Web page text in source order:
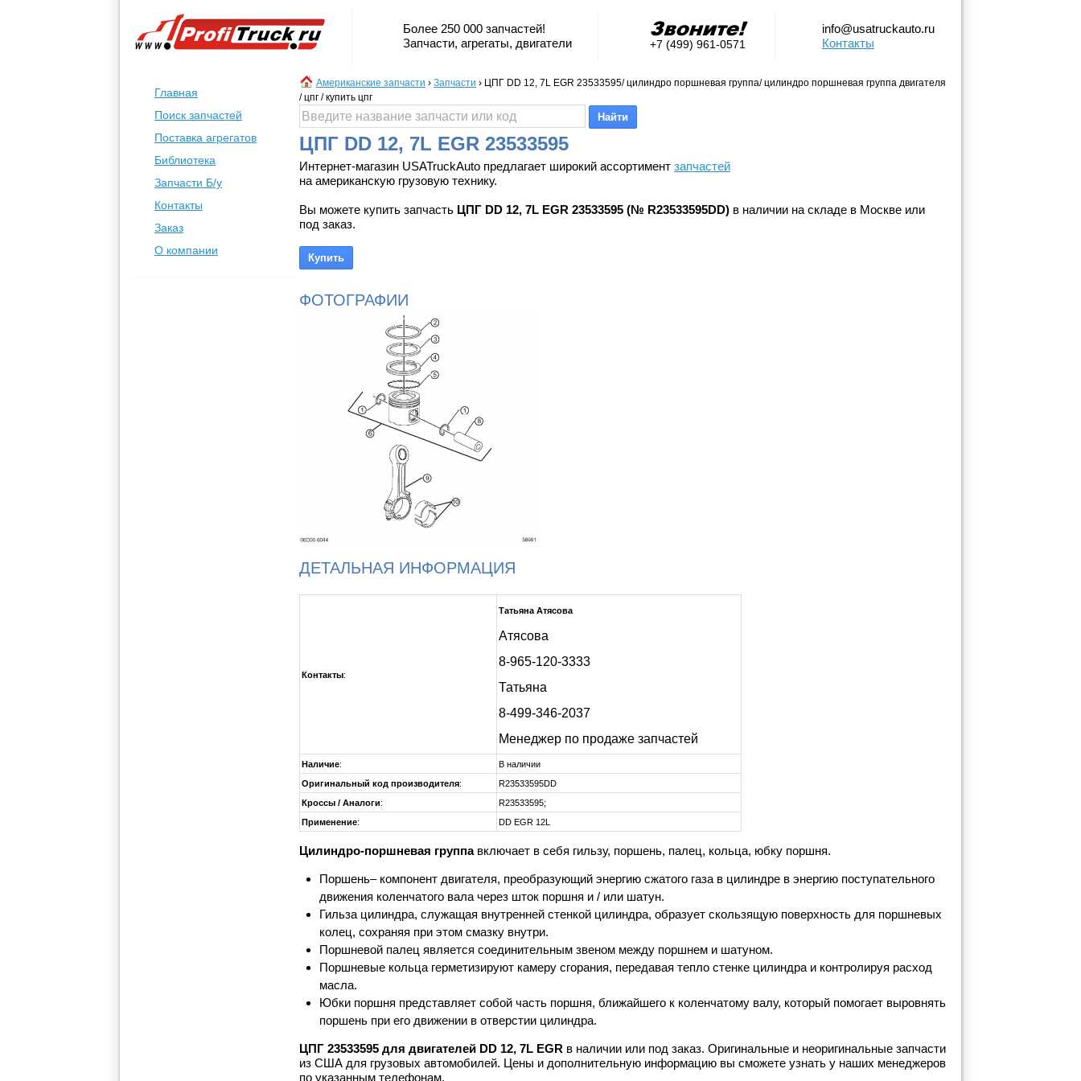
Более 250 000 запчастей!
Запчасти, агрегаты, двигатели
+7 (499) 961-0571
info@usatruckauto.ru
Контакты
Главная
Поиск запчастей
Поставка агрегатов
Библиотека
Запчасти Б/у
Контакты
Заказ
О компании
Американские запчасти › Запчасти › ЦПГ DD 12, 7L EGR 23533595/ цилиндро поршневая группа/ цилиндро поршневая группа двигателя
/ цпг / купить цпг
ЦПГ DD 12, 7L EGR 23533595
Интернет-магазин USATruckAuto предлагает широкий ассортимент запчастей
на американскую грузовую технику.
Вы можете купить запчасть ЦПГ DD 12, 7L EGR 23533595 (№ R23533595DD) в наличии на складе в Москве или
под заказ.
ФОТОГРАФИИ
ДЕТАЛЬНАЯ ИНФОРМАЦИЯ
Контакты:
Татьяна Атясова
Атясова
8-965-120-3333
Татьяна
8-499-346-2037
Менеджер по продаже запчастей
Наличие:
В наличии
Оригинальный код производителя:
R23533595DD
Кроссы / Аналоги:
R23533595;
Применение: DD EGR 12L
Цилиндро-поршневая группа включает в себя гильзу, поршень, палец, кольца, юбку поршня.
Поршень– компонент двигателя, преобразующий энергию сжатого газа в цилиндре в энергию поступательного
движения коленчатого вала через шток поршня и / или шатун.
Гильза цилиндра, служащая внутренней стенкой цилиндра, образует скользящую поверхность для поршневых
колец, сохраняя при этом смазку внутри.
Поршневой палец является соединительным звеном между поршнем и шатуном.
Поршневые кольца герметизируют камеру сгорания, передавая тепло стенке цилиндра и контролируя расход
масла.
Юбки поршня представляет собой часть поршня, ближайшего к коленчатому валу, который помогает выровнять
поршень при его движении в отверстии цилиндра.
ЦПГ 23533595 для двигателей DD 12, 7L EGR в наличии или под заказ. Оригинальные и неоригинальные запчасти
из США для грузовых автомобилей. Цены и дополнительную информацию вы сможете узнать у наших менеджеров
по указанным телефонам.